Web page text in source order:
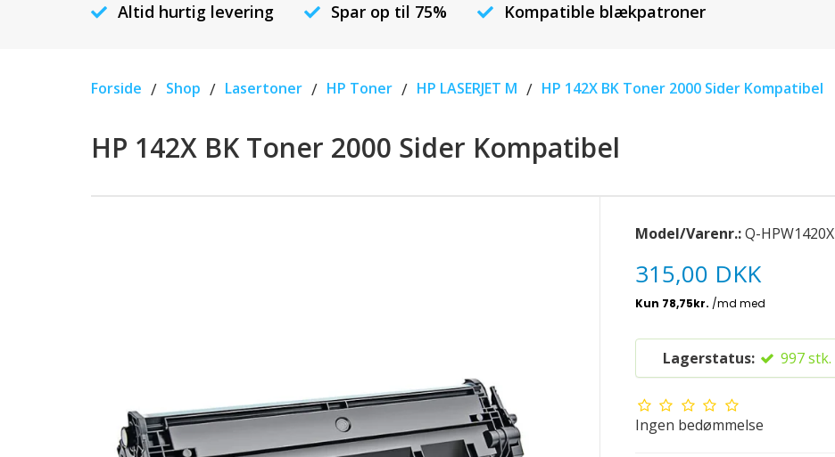
Altid hurtig levering Spar op til 75% Kompatible blækpatroner
Forside / Shop / Lasertoner / HP Toner / HP LASERJET M / HP 142X BK Toner 2000 Sider Kompatibel
HP 142X BK Toner 2000 Sider Kompatibel
Model/Varenr.:Q-HPW1420X
315,00 DKK
Lagerstatus: 997 stk.
Ingen bedømmelse